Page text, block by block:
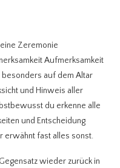
Zeremonie
Aufmerksamkeit
auf dem Altar
und Hinweis aller
du erkenne alle
und Entscheidung
erwähnt fast alles sonst.
wieder zurück in